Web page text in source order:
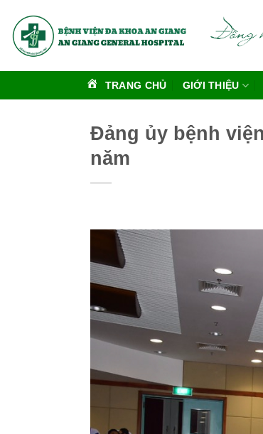
qua
nội
TRANG CHỦ GIỚI THIỆU
Đảng ủy bệnh
năm